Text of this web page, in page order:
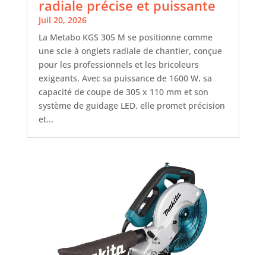
radiale précise et puissante
Juil 20, 2026
La Metabo KGS 305 M se positionne comme
une scie à onglets radiale de chantier, conçue
pour les professionnels et les bricoleurs
exigeants. Avec sa puissance de 1600 W, sa
capacité de coupe de 305 x 110 mm et son
système de guidage LED, elle promet précision
et...